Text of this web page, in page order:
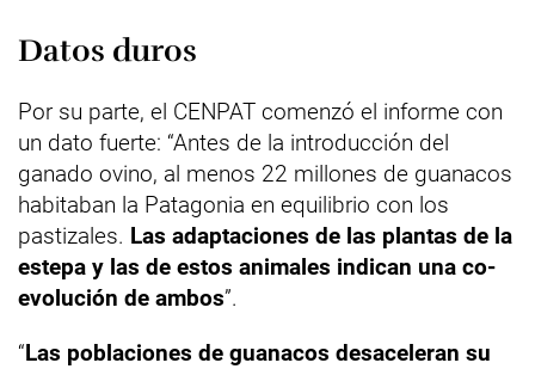
Datos duros
Por su parte, el CENPAT comenzó el informe con
un dato fuerte: “Antes de la introducción del
ganado ovino, al menos 22 millones de guanacos
habitaban la Patagonia en equilibrio con los
pastizales. Las adaptaciones de las plantas de la
estepa y las de estos animales indican una co-
evolución de ambos”.
“Las poblaciones de guanacos desaceleran su